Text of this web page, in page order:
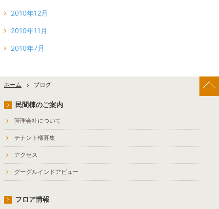
2010年12月
2010年11月
2010年7月
ホーム ブログ
民間棟のご案内
管理会社について
テナント様募集
アクセス
グーグルインドアビュー
フロア情報